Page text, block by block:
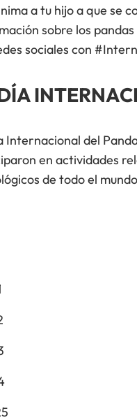
a tu hijo a que se
sobre los
sociales con
Internacional del
en actividades
de todo el